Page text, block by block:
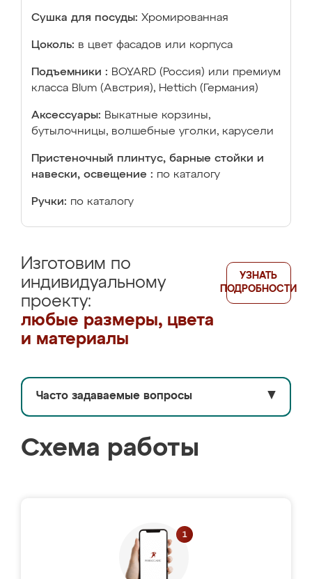
Сушка для посуды: Хромированная
Цоколь: в цвет фасадов или корпуса
Подъемники : BOYARD (Россия) или премиум
класса Blum (Австрия), Hettich (Германия)
Аксессуары: Выкатные корзины,
бутылочницы, волшебные уголки, карусели
Пристеночный плинтус, барные стойки и
навески, освещение : по каталогу
Ручки: по каталогу
Изготовим по
индивидуальному
проекту:
любые размеры, цвета
и материалы
УЗНАТЬ
ПОДРОБНОСТИ
Часто задаваемые вопросы ▼
Схема работы